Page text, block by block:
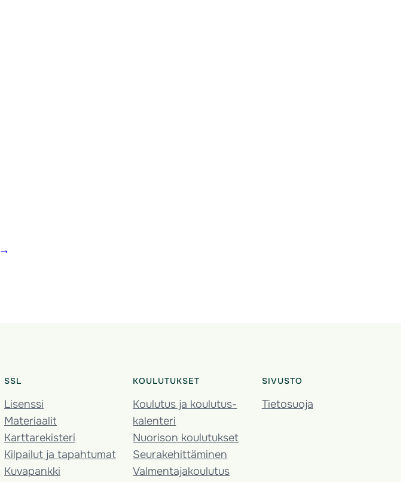
→
SSL
Lisenssi
Materiaalit
Karttarekisteri
Kilpailut ja tapahtumat
Kuvapankki
KOULUTUKSET
Koulutus ja koulutus­
kalenteri
Nuorison koulutukset
Seura­kehittäminen
Valmentaja­koulutus
SIVUSTO
Tietosuoja